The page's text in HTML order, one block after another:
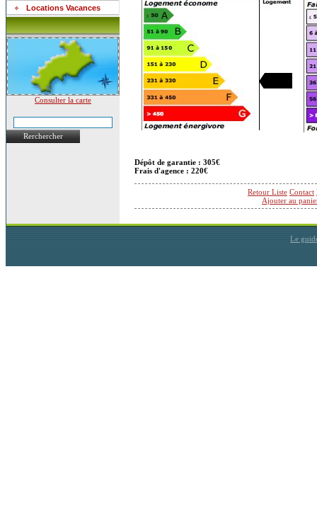
Locations Vacances
Consulter la carte
Rerchercher
Dépôt de garantie : 305€
Frais d'agence : 220€
Retour Liste Contact
Ajouter au
Le